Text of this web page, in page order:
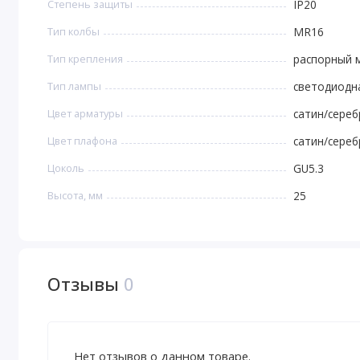
Степень защиты IP20
Тип колбы MR16
Тип крепления распорный
Тип лампы
Цвет арматуры сатин/
Цвет плафона сатин/
Цоколь GU5.3
Высота, мм 25
Отзывы 0
Нет отзывов о данном товаре.